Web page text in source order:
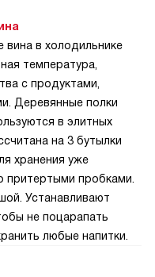
в холодильнике
температура,
с продуктами,
Деревянные полки
в элитных
на 3 бутылки
хранения уже
притертыми пробками.
Устанавливают
не поцарапать
любые напитки.